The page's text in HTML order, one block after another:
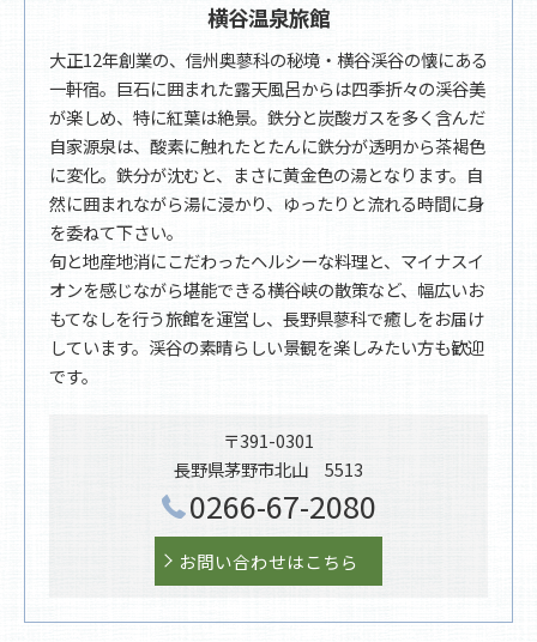
横谷温泉旅館
大正12年創業の、信州奥蓼科の秘境・横谷渓谷の懐にある
一軒宿。巨石に囲まれた露天風呂からは四季折々の渓谷美
が楽しめ、特に紅葉は絶景。鉄分と炭酸ガスを多く含んだ
自家源泉は、酸素に触れたとたんに鉄分が透明から茶褐色
に変化。鉄分が沈むと、まさに黄金色の湯となります。自
然に囲まれながら湯に浸かり、ゆったりと流れる時間に身
を委ねて下さい。
旬と地産地消にこだわったヘルシーな料理と、マイナスイ
オンを感じながら堪能できる横谷峡の散策など、幅広いお
もてなしを行う旅館を運営し、長野県蓼科で癒しをお届け
しています。渓谷の素晴らしい景観を楽しみたい方も歓迎
です。
〒391-0301
長野県茅野市北山 5513
0266-67-2080
お問い合わせはこちら